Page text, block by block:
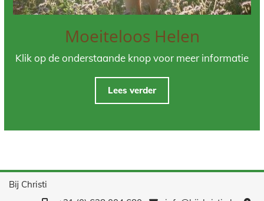
Moeiteloos Helen
Klik op de onderstaande knop voor meer informatie
Lees verder
Bij Christi